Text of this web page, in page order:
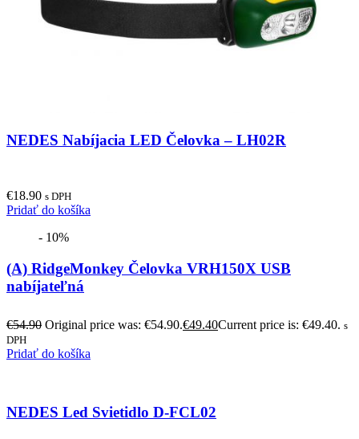
NEDES Nabíjacia LED Čelovka – LH02R
€18.90 s DPH
Pridať do košíka
- 10%
(A) RidgeMonkey Čelovka VRH150X USB
nabíjateľná
€54.90 Original price was: €54.90.€49.40Current price is: €49.40. s
DPH
Pridať do košíka
NEDES Led Svietidlo D-FCL02